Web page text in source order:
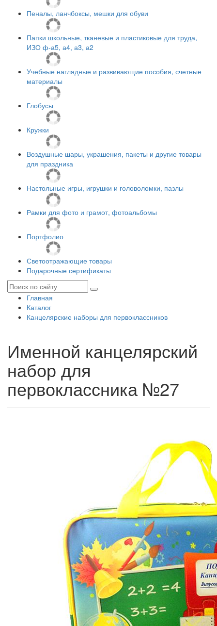
Пеналы, ланчбоксы, мешки для обуви
Папки школьные, тканевые и пластиковые для труда,
ИЗО ф-а5, а4, а3, а2
Учебные наглядные и развивающие пособия, счетные
материалы
Глобусы
Кружки
Воздушные шары, украшения, пакеты и другие товары
для праздника
Настольные игры, игрушки и головоломки, пазлы
Рамки для фото и грамот, фотоальбомы
Портфолио
Светоотражающие товары
Подарочные сертификаты
Главная
Каталог
Канцелярские наборы для первоклассников
Именной канцелярский
набор для
первоклассника №27